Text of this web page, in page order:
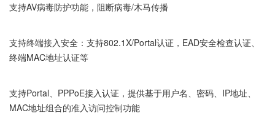
支持AV病毒防护功能，阻断病毒/木马传播
支持终端接入安全：支持802.1X/Portal认证，EAD安全检查认证、
终端MAC地址认证等
支持Portal、PPPoE接入认证，提供基于用户名、密码、IP地址、
MAC地址组合的准入访问控制功能